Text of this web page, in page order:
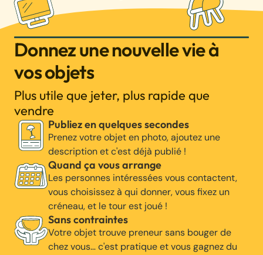
Donnez une nouvelle vie à
vos objets
Plus utile que jeter, plus rapide que
vendre
Publiez en quelques secondes
Prenez votre objet en photo, ajoutez une
description et c'est déjà publié !
Quand ça vous arrange
Les personnes intéressées vous contactent,
vous choisissez à qui donner, vous fixez un
créneau, et le tour est joué !
Sans contraintes
Votre objet trouve preneur sans bouger de
chez vous… c'est pratique et vous gagnez du